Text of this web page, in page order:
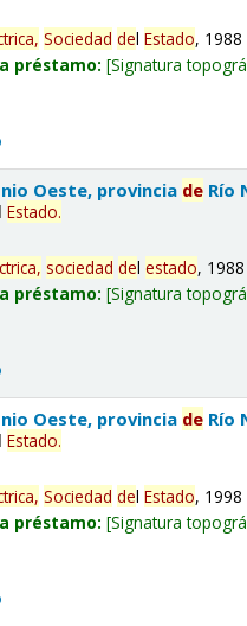
Sociedad delEstado, 1988
préstamo: Signatura
Oeste, provincia de Río
lEstado.
sociedad delestado, 1988
préstamo: Signatura
Oeste, provincia de Río
lEstado.
Sociedad delEstado, 1998
préstamo: Signatura